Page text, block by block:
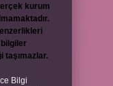
kurum
taşımazlar.
Bilgi